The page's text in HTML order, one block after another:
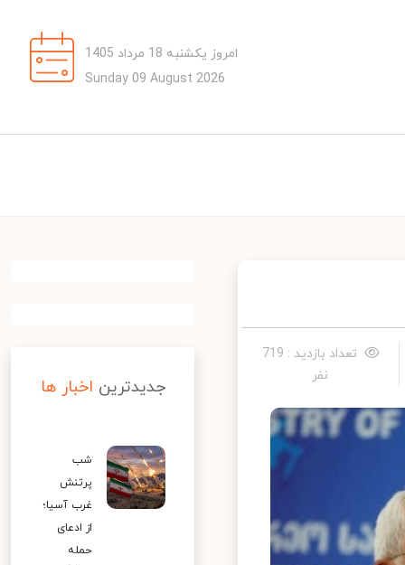
امروز یکشنبه 18 مرداد 1405
Sunday 09 August 2026
تعداد بازدید : 719
نفر
جدیدترین اخبار ها
شب
پرتنش
غرب آسیا؛
از ادعای
حمله